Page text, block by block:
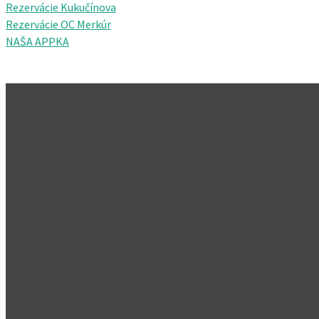
Rezervácie Kukučínova
Rezervácie OC Merkúr
NAŠA APPKA